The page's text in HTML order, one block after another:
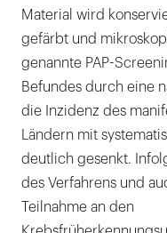
Material wird
gefärbt und
genannte PAP-
Befundes durch eine
die Inzidenz des
Ländern mit
deutlich gesenkt.
des Verfahrens und
Teilnahme an den